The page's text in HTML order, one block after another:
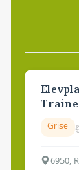
Grise
6950,